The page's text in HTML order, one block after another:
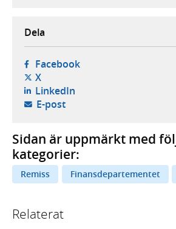
Dela
Facebook- öppnas i ny flik,
X- öppnas i ny flik, extern
LinkedIn- öppnas i ny flik,
E-post- öppnar din e-postklient,
Sidan är uppmärkt med
kategorier:
Remiss Finansdepartementet
Relaterat